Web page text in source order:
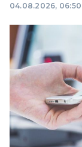
04.08.2026, 06:50